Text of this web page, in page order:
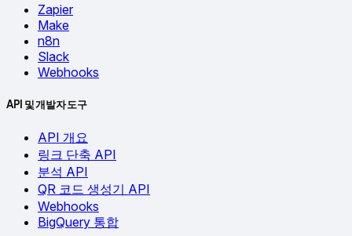
Zapier
Make
n8n
Slack
Webhooks
API 및 개발자 도구
API 개요
링크 단축 API
분석 API
QR 코드 생성기 API
Webhooks
BigQuery 통합